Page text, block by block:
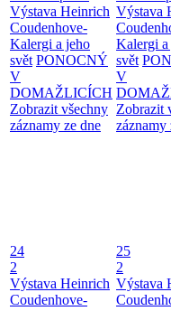
Výstava Heinrich
Coudenhove-
Kalergi a jeho
svět PONOCNÝ
V
DOMAŽLICÍCH
Zobrazit všechny
záznamy ze dne
Výstava
Kalergi a
svět
V
Zobrazit
záznamy
24
2
Výstava Heinrich
Coudenhove-
25
2
Výstava